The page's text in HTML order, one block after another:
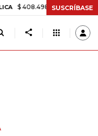
+$ 8.753,81 +2,19%
SUSCRÍBASE